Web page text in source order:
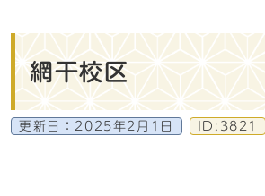
網干校区
更新日： 2025年2月1日 ID:3821